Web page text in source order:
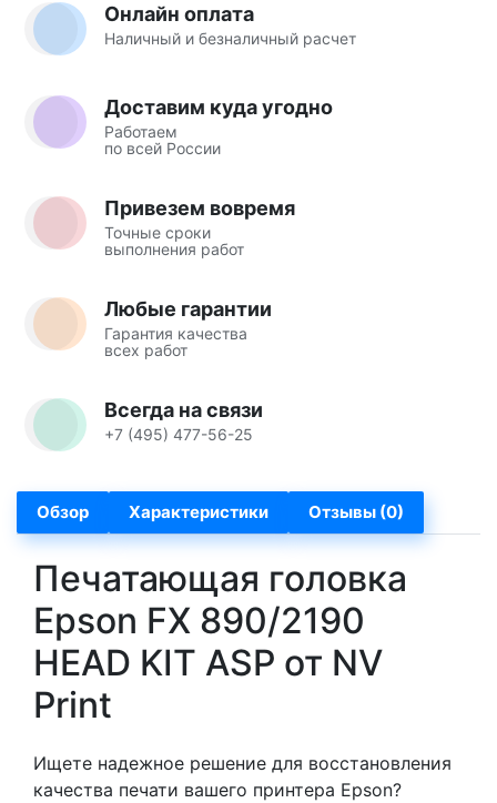
Онлайн оплата
Наличный и безналичный расчет
Доставим куда угодно
Работаем
по всей России
Привезем вовремя
Точные сроки
выполнения работ
Любые гарантии
Гарантия качества
всех работ
Всегда на связи
+7 (495) 477-56-25
Обзор Характеристики Отзывы (0)
Печатающая головка
Epson FX 890/2190
HEAD KIT ASP от NV
Print
Ищете надежное решение для восстановления
качества печати вашего принтера Epson?